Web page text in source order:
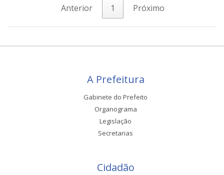
Anterior 1 Próximo
A Prefeitura
Gabinete do Prefeito
Organograma
Legislação
Secretarias
Cidadão